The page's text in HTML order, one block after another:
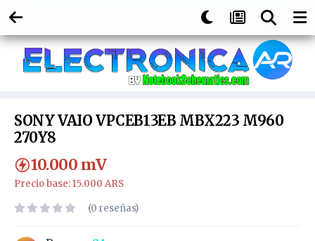
SONY VAIO VPCEB13EB MBX223 M960
270Y8
10.000 mV
Precio base: 15.000 ARS
(0 reseñas)